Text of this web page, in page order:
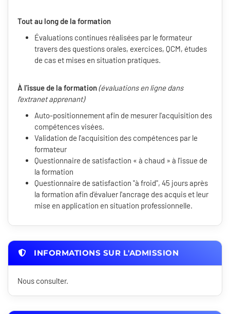
Tout au long de la formation
Évaluations continues réalisées par le formateur
travers des questions orales, exercices, QCM, études
de cas et mises en situation pratiques.
À l'issue de la formation(évaluations en ligne dans
l'extranet apprenant)
Auto-positionnement afin de mesurer l'acquisition des
compétences visées.
Validation de l'acquisition des compétences par le
formateur
Questionnaire de satisfaction « à chaud » à l'issue de
la formation
Questionnaire de satisfaction "à froid", 45 jours après
la formation afin d'évaluer l'ancrage des acquis et leur
mise en application en situation professionnelle.
INFORMATIONS SUR L'ADMISSION
Nous consulter.